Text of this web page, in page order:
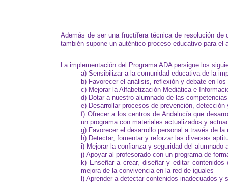
Además de ser una fructífera técnica de resolución
también supone un auténtico proceso educativo para
La implementación del Programa ADA persigue los
a) Sensibilizar a la comunidad educativa de la
b) Favorecer el análisis, reflexión y debate en
c) Mejorar la Alfabetización Mediática e
d) Dotar a nuestro alumnado de las
e) Desarrollar procesos de prevención,
f) Ofrecer a los centros de Andalucía que
un programa con materiales actualizados y
g) Favorecer el desarrollo personal a través de
h) Detectar, fomentar y reforzar las diversas
i) Mejorar la confianza y seguridad del
j) Apoyar al profesorado con un programa de
k) Enseñar a crear, diseñar y editar
mejora de la convivencia en la red de iguales
l) Aprender a detectar contenidos inadecuados